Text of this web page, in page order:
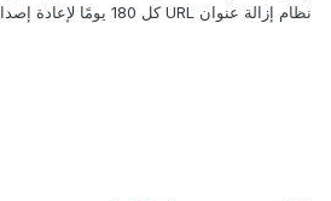
نظام إزالة عنوان URL كل 180 يومًا لإعادة إصدار الإزالة).